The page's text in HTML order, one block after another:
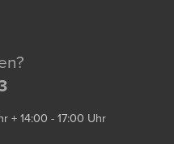
+ 14:00 - 17:00 Uhr